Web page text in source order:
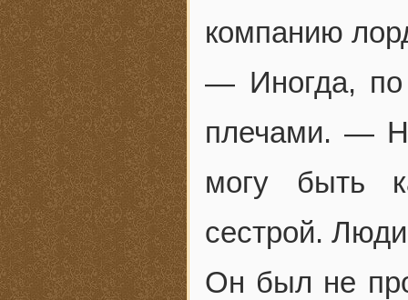
компанию
— Иногда, по
плечами. —
могу быть
сестрой.
Он был не